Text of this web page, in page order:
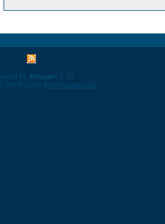
by 4images 1.10
2002-2026 4homepages.de